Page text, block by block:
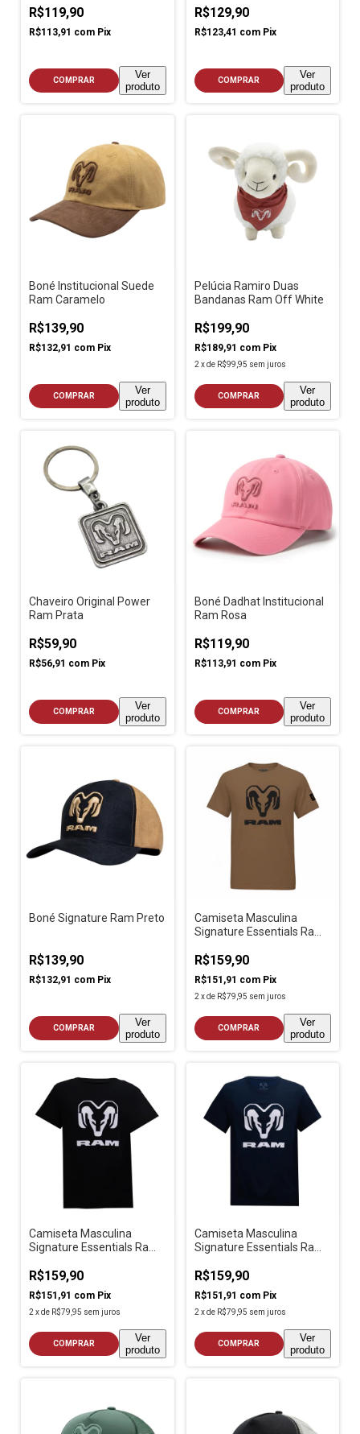
R$119,90
R$113,91 com Pix
COMPRAR
Ver
produto
R$129,90
R$123,41 com Pix
COMPRAR
Ver
produto
Boné Institucional Suede
Ram Caramelo
R$139,90
R$132,91 com Pix
COMPRAR
Ver
produto
Pelúcia Ramiro Duas
Bandanas Ram Off White
R$199,90
R$189,91 com Pix
2 xde R$99,95 sem juros
COMPRAR
Ver
produto
Chaveiro Original Power
Ram Prata
R$59,90
R$56,91 com Pix
COMPRAR
Ver
produto
Boné Dadhat Institucional
Ram Rosa
R$119,90
R$113,91 com Pix
COMPRAR
Ver
produto
Boné Signature Ram Preto
R$139,90
R$132,91 com Pix
COMPRAR
Ver
produto
Camiseta Masculina
Signature Essentials Ram
R$159,90
R$151,91 com Pix
2 xde R$79,95 sem juros
COMPRAR
Ver
produto
Camiseta Masculina
Signature Essentials Ram
R$159,90
R$151,91 com Pix
2 xde R$79,95 sem juros
COMPRAR
Ver
produto
Camiseta Masculina
Signature Essentials Ram
R$159,90
R$151,91 com Pix
2 xde R$79,95 sem juros
COMPRAR
Ver
produto